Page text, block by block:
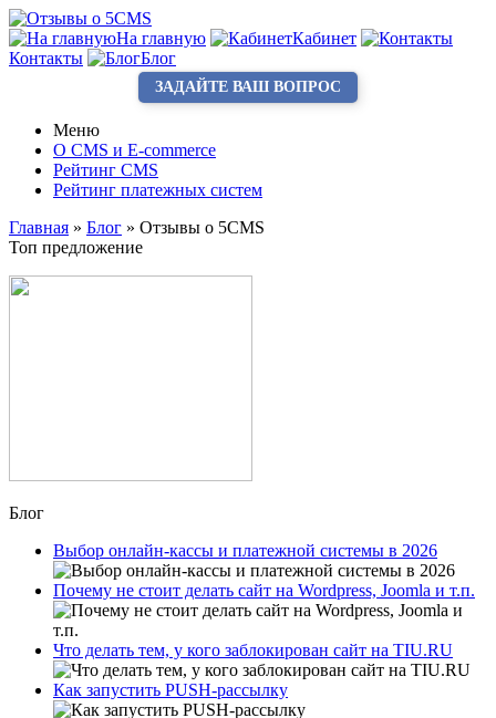
На главную
Кабинет
Контакты
Блог
ЗАДАЙТЕ ВАШ ВОПРОС
Меню
О CMS и E-commerce
Рейтинг CMS
Рейтинг платежных систем
Главная » Блог » Отзывы о 5CMS
Топ предложение
Блог
Выбор онлайн-кассы и платежной системы в 2026
Почему не стоит делать сайт на Wordpress, Joomla и т.п.
Что делать тем, у кого заблокирован сайт на TIU.RU
Как запустить PUSH-рассылку